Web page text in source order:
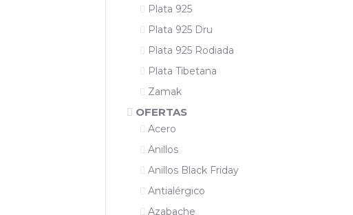
Plata 925
Plata 925 Dru
Plata 925 Rodiada
Plata Tibetana
Zamak
OFERTAS
Acero
Anillos
Anillos Black Friday
Antialérgico
Azabache